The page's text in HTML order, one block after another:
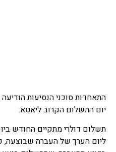
התאחדות סוכני הנסיעות
יום התשלום הקרוב ליאטא:
ליום הערך של העברה שבוצעה,